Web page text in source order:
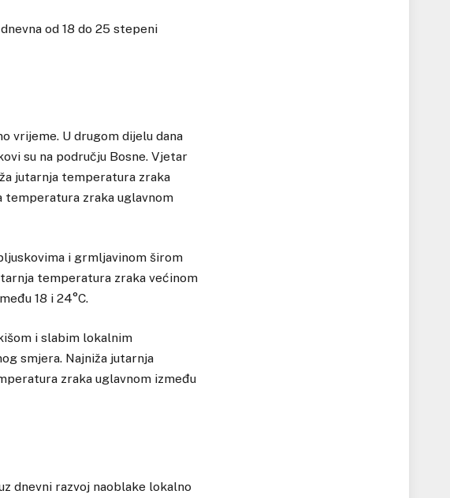
od 18 do 25 stepeni
vrijeme. U drugom dijelu dana
su na području Bosne. Vjetar
jutarnja temperatura zraka
temperatura zraka uglavnom
i grmljavinom širom
temperatura zraka većinom
18 i 24°C.
i slabim lokalnim
smjera. Najniža jutarnja
zraka uglavnom između
dnevni razvoj naoblake lokalno